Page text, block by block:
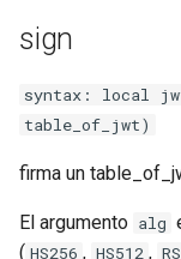
flv
geoip
ejemplo de
sign
syntax: local
table_of_jwt)
firma un
El argumento alg
( HS256 , HS512 ,